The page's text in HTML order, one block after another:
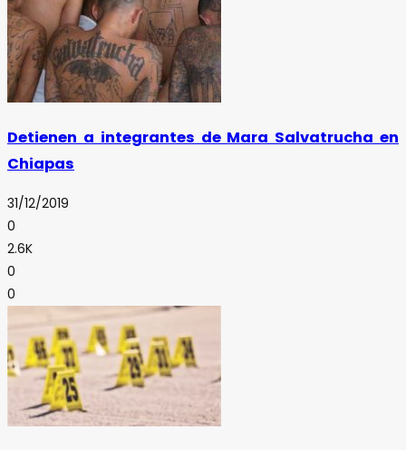
Detienen a integrantes de Mara Salvatrucha en
Chiapas
31/12/2019
0
2.6K
0
0